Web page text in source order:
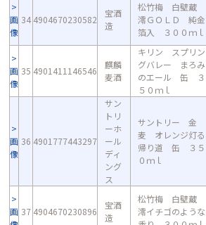
画
像
34 4904670230582
宝酒
造
松竹梅 白壁蔵
澪ＧＯＬＤ 純金
箔入 ３００ｍｌ
画
像
35 4901411146546
麒麟
麦酒
キリン スプリン
グバレー まろみ
のエール 缶 ３
５０ｍｌ
画
像
36 4901777443297
サン
トリ
ーホ
ール
ディ
ング
ス
サントリー 金
麦 オレンジ灯る
帰り道 缶 ３５
０ｍｌ
画 37 4904670230896
宝酒
造
松竹梅 白壁蔵
澪イチゴのような